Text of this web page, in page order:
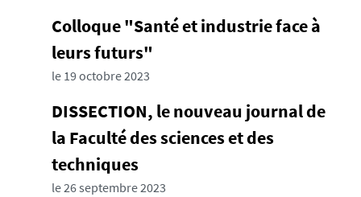
Colloque "Santé et industrie face à
leurs futurs"
le 19 octobre 2023
DISSECTION, le nouveau journal de
la Faculté des sciences et des
techniques
le 26 septembre 2023